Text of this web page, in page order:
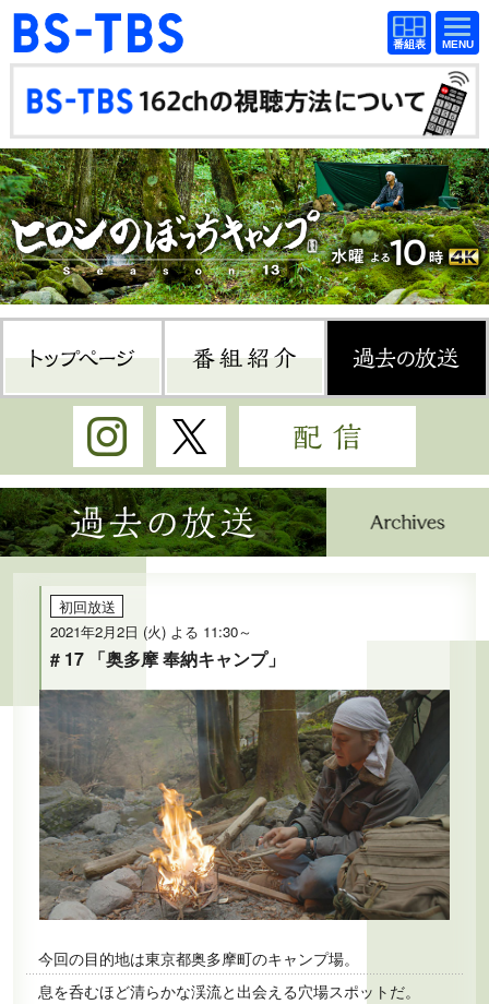
BS-TBS
番組
表
BS-TBS
番組
表
ドラマ 映画
紀行 報道
教養 スポーツ
音楽 エンタメ
アニメ ファンクラブ
検索
視聴方法 4K放送
イベント ショッピング
公式SNS プレゼント
ご意見・ご感想 会社情報
Instagram Twitter
過去の放送
初回放送
2021年2月2日 (火) よる 11:30～
# 17 「奥多摩 奉納キャンプ」
今回の目的地は東京都奥多摩町のキャンプ場。
息を呑むほど清らかな渓流と出会える穴場スポットだ。